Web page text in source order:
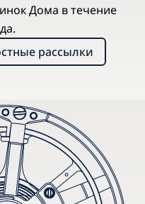
Дома в течение
рассылки